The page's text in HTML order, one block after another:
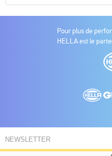
Pour plus de
HELLA est le
NEWSLETTER